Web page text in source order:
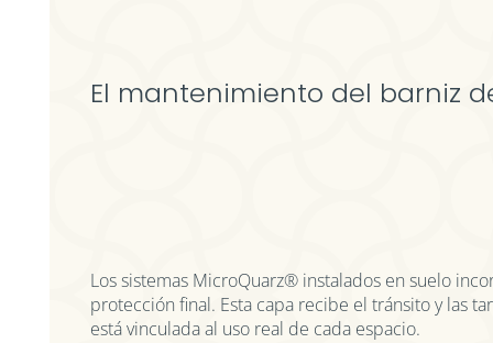
El mantenimiento del barniz
Los sistemas MicroQuarz® instalados en suelo
protección final. Esta capa recibe el tránsito y las
está vinculada al uso real de cada espacio.